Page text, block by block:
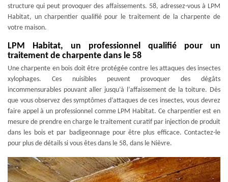
structure qui peut provoquer des affaissements. 58, adressez-vous à LPM
Habitat, un charpentier qualifié pour le traitement de la charpente de
votre maison.
LPM Habitat, un professionnel qualifié pour un
traitement de charpente dans le 58
Une charpente en bois doit être protégée contre les attaques des insectes
xylophages. Ces nuisibles peuvent provoquer des dégâts
incommensurables pouvant aller jusqu’à l’affaissement de la toiture. Dès
que vous observez des symptômes d’attaques de ces insectes, vous devrez
faire appel à un professionnel comme LPM Habitat. Ce charpentier est en
mesure de prendre en charge le traitement curatif par injection de produit
dans les bois et par badigeonnage pour être plus efficace. Contactez-le
pour plus de détails si vous êtes dans le 58, dans le Nièvre.